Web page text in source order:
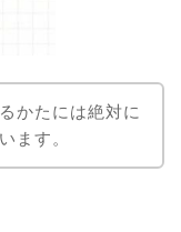
かたには絶対に
ます。